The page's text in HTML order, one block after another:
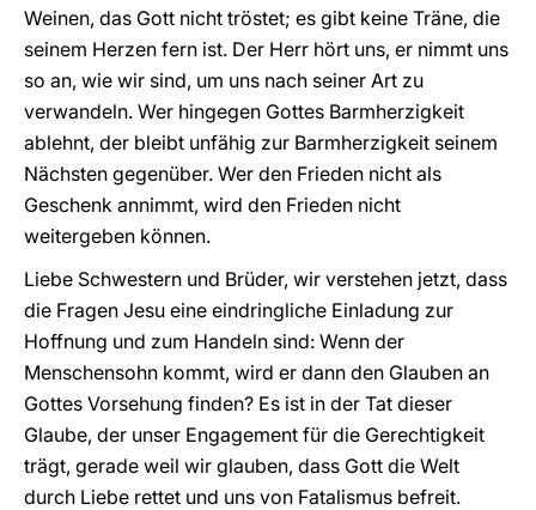
Weinen, das Gott nicht tröstet; es gibt keine Träne, die
seinem Herzen fern ist. Der Herr hört uns, er nimmt uns
so an, wie wir sind, um uns nach seiner Art zu
verwandeln. Wer hingegen Gottes Barmherzigkeit
ablehnt, der bleibt unfähig zur Barmherzigkeit seinem
Nächsten gegenüber. Wer den Frieden nicht als
Geschenk annimmt, wird den Frieden nicht
weitergeben können.
Liebe Schwestern und Brüder, wir verstehen jetzt, dass
die Fragen Jesu eine eindringliche Einladung zur
Hoffnung und zum Handeln sind: Wenn der
Menschensohn kommt, wird er dann den Glauben an
Gottes Vorsehung finden? Es ist in der Tat dieser
Glaube, der unser Engagement für die Gerechtigkeit
trägt, gerade weil wir glauben, dass Gott die Welt
durch Liebe rettet und uns von Fatalismus befreit.